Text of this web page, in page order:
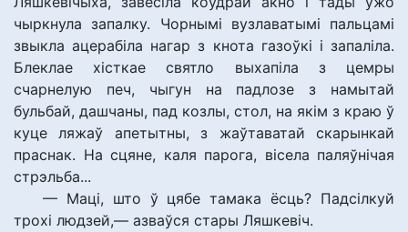
чыркнула запалку. Чорнымі вузлаватымі пальцамі
звыкла ацерабіла нагар з кнота газоўкі і запаліла.
Блеклае хісткае святло выхапіла з цемры
счарнелую печ, чыгун на падлозе з намытай
бульбай, дашчаны, пад козлы, стол, на якім з краю ў
куце ляжаў апетытны, з жаўтаватай скарынкай
праснак. На сцяне, каля парога, вісела паляўнічая
стрэльба...
— Маці, што ў цябе тамака ёсць? Падсілкуй
трохі людзей,— азваўся стары Ляшкевіч.